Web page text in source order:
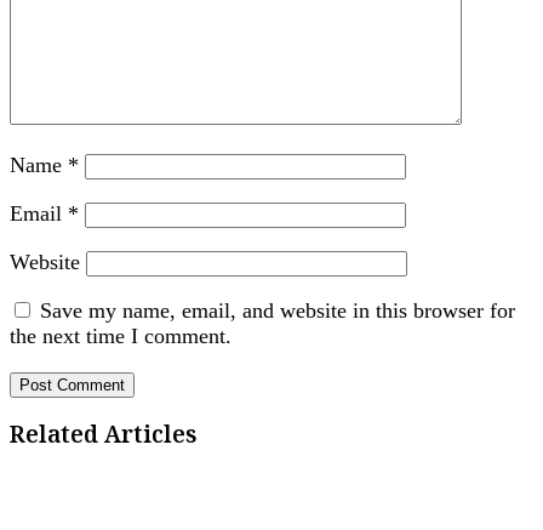
Name *
Email *
Website
Save my name, email, and website in this browser for
the next time I comment.
Related Articles